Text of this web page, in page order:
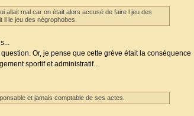
allait mal car on était alors accusé de faire l jeu des
le jeu des négrophobes.
Or, je pense que cette grève était la conséquence
sportif et administratif...
et jamais comptable de ses actes.